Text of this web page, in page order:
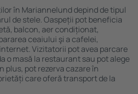
în Mariannelund depind de tipul
de stele. Oaspeții pot beneficia
balcon, aer condiționat,
ceaiului şi a cafelei,
Vizitatorii pot avea parcare
o masă la restaurant sau pot alege
plus, pot rezerva cazare în
care oferă transport de la